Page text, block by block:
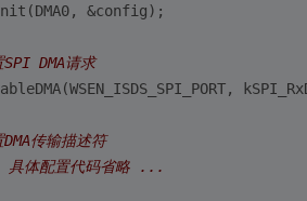
&config);
DMA请求
传输描述符
体配置代码省略 ...